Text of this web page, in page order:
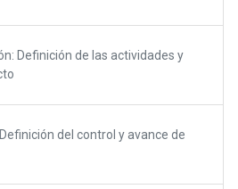
Definición de las actividades y
del control y avance de